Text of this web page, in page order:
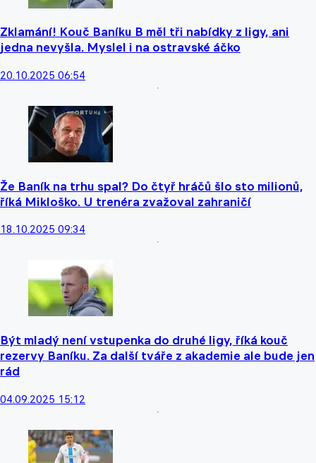
Zklamání! Kouč Baníku B měl tři nabídky z ligy, ani
jedna nevyšla. Myslel i na ostravské áčko
20.10.2025 06:54
Že Baník na trhu spal? Do čtyř hráčů šlo sto milionů,
říká Mikloško. U trenéra zvažoval zahraničí
18.10.2025 09:34
Být mladý není vstupenka do druhé ligy, říká kouč
rezervy Baníku. Za další tváře z akademie ale bude jen
rád
04.09.2025 15:12